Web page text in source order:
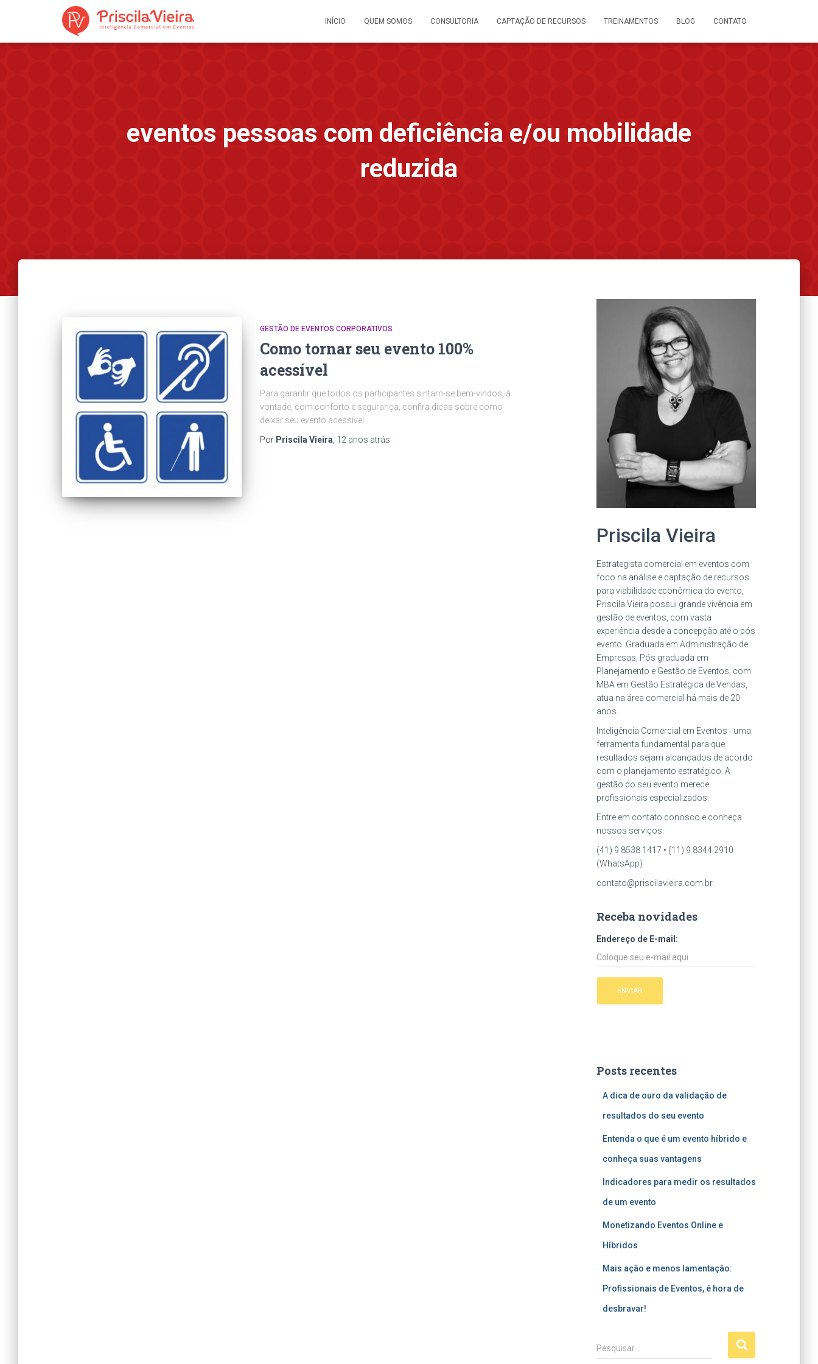
INÍCIO QUEM SOMOS CONSULTORIA CAPTAÇÃO DE RECURSOS TREINAMENTOS BLOG CONTATO
eventos pessoas com deficiência e/ou mobilidade
reduzida
GESTÃO DE EVENTOS CORPORATIVOS
Como tornar seu evento 100%
acessível
Para garantir que todos os participantes sintam-se bem-vindos, à
vontade, com conforto e segurança, confira dicas sobre como
deixar seu evento acessível.
Por Priscila Vieira 12 anos atrás
Priscila Vieira
Estrategista comercial em eventos com
foco na análise e captação de recursos
para viabilidade econômica do evento,
Priscila Vieira possui grande vivência em
gestão de eventos, com vasta
experiência desde a concepção até o pós
evento. Graduada em Administração de
Empresas, Pós graduada em
Planejamento e Gestão de Eventos, com
MBA em Gestão Estratégica de Vendas,
atua na área comercial há mais de 20
anos.
Inteligência Comercial em Eventos - uma
ferramenta fundamental para que
resultados sejam alcançados de acordo
com o planejamento estratégico. A
gestão do seu evento merece
profissionais especializados.
Entre em contato conosco e conheça
nossos serviços.
(41) 9 8538 1417 • (11) 9 8344 2910
(WhatsApp)
contato@priscilavieira.com.br
Receba novidades
Endereço de E-mail:
Posts recentes
A dica de ouro da validação de
resultados do seu evento
Entenda o que é um evento híbrido e
conheça suas vantagens
Indicadores para medir os resultados
de um evento
Monetizando Eventos Online e
Híbridos
Mais ação e menos lamentação:
Profissionais de Eventos, é hora de
desbravar!
P
e
Pesquisar …